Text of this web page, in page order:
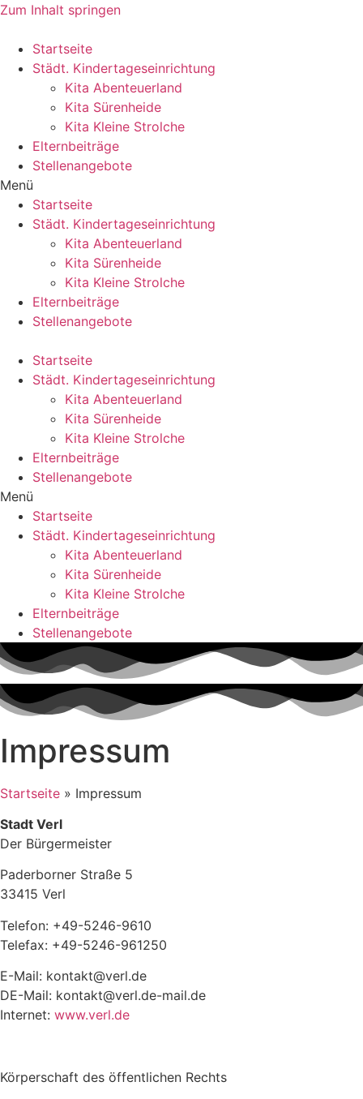
Zum Inhalt springen
Startseite
Städt. Kindertageseinrichtung
Kita Abenteuerland
Kita Sürenheide
Kita Kleine Strolche
Elternbeiträge
Stellenangebote
Menü
Startseite
Städt. Kindertageseinrichtung
Kita Abenteuerland
Kita Sürenheide
Kita Kleine Strolche
Elternbeiträge
Stellenangebote
Startseite
Städt. Kindertageseinrichtung
Kita Abenteuerland
Kita Sürenheide
Kita Kleine Strolche
Elternbeiträge
Stellenangebote
Menü
Startseite
Städt. Kindertageseinrichtung
Kita Abenteuerland
Kita Sürenheide
Kita Kleine Strolche
Elternbeiträge
Stellenangebote
Impressum
Startseite » Impressum
Stadt Verl
Der Bürgermeister
Paderborner Straße 5
33415 Verl
Telefon: +49-5246-9610
Telefax: +49-5246-961250
E-Mail: kontakt@verl.de
DE-Mail: kontakt@verl.de-mail.de
Internet: www.verl.de
Körperschaft des öffentlichen Rechts